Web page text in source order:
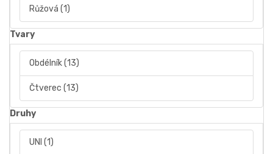
Růžová (1)
Tvary
Obdélník(13)
Čtverec (13)
Druhy
UNI (1)